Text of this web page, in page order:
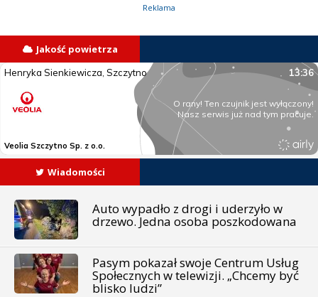
Reklama
Jakość powietrza
Wiadomości
Auto wypadło z drogi i uderzyło w
drzewo. Jedna osoba poszkodowana
Pasym pokazał swoje Centrum Usług
Społecznych w telewizji. „Chcemy być
blisko ludzi”